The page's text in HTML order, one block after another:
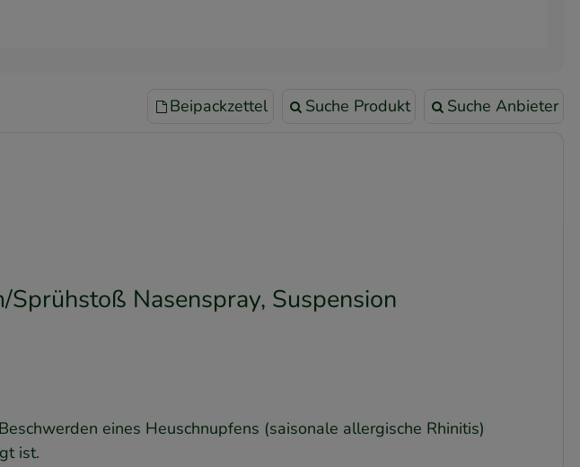
Beipackzettel Suche Produkt Suche Anbieter
Nasenspray, Suspension
eines Heuschnupfens (saisonale allergische Rhinitis)
ist.